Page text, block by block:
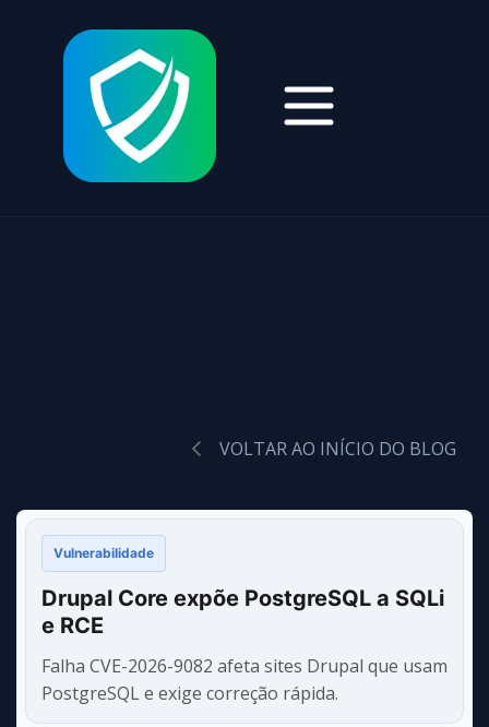
VOLTAR AO INÍCIO DO BLOG
Vulnerabilidade
Drupal Core expõe PostgreSQL a SQLi
e RCE
Falha CVE-2026-9082 afeta sites Drupal que usam
PostgreSQL e exige correção rápida.